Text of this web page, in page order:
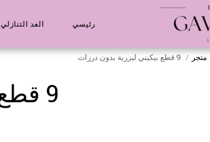
رئيسي العد التنازلي
متجر 9 قطع بيكيني ليزرية بدون درزات
9 قطع بيكيني ليزرية بدون درزات